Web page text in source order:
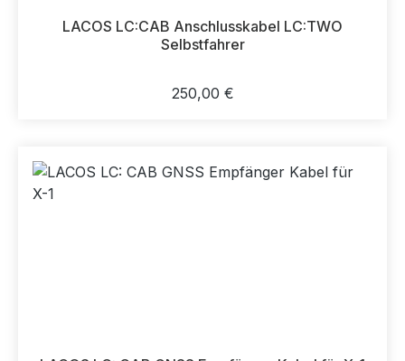
LACOS LC:CAB Anschlusskabel LC:TWO
Selbstfahrer
Regulärer Preis:
250,00 €